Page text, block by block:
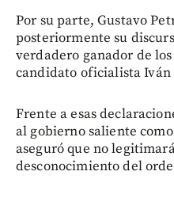
Por su parte, Gustavo
posteriormente su
verdadero ganador de
candidato oficialista Iván
Frente a esas
al gobierno saliente
aseguró que no
desconocimiento del